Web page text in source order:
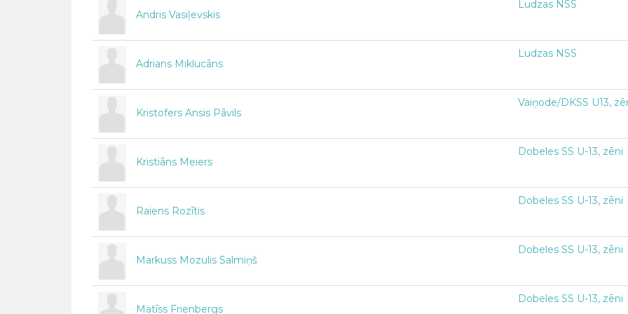
Andris Vasiļevskis
Ludzas NSS
Adrians Miklucāns
Ludzas NSS
Kristofers Ansis Pāvils
Vaiņode/DKSS U13,
Kristiāns Meiers
Dobeles SS U-13, zēni
Raiens Rozītis
Dobeles SS U-13, zēni
Markuss Mozulis Salmiņš
Dobeles SS U-13, zēni
Matīss Frienbergs
Dobeles SS U-13, zēni